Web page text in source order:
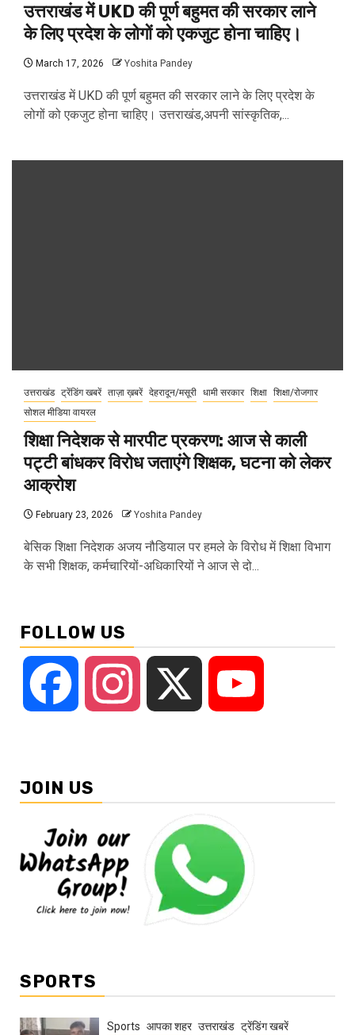
उत्तराखंड में UKD की पूर्ण बहुमत की सरकार लाने
के लिए प्रदेश के लोगों को एकजुट होना चाहिए।
March 17, 2026 Yoshita Pandey
उत्तराखंड में UKD की पूर्ण बहुमत की सरकार लाने के लिए प्रदेश के
लोगों को एकजुट होना चाहिए। उत्तराखंड,अपनी सांस्कृतिक,...
उत्तराखंड ट्रेंडिंग खबरें ताज़ा ख़बरें देहरादून/मसूरी धामी सरकार शिक्षा शिक्षा/रोजगार
सोशल मीडिया वायरल
शिक्षा निदेशक से मारपीट प्रकरण: आज से काली
पट्टी बांधकर विरोध जताएंगे शिक्षक, घटना को लेकर
आक्रोश
February 23, 2026 Yoshita Pandey
बेसिक शिक्षा निदेशक अजय नौडियाल पर हमले के विरोध में शिक्षा विभाग
के सभी शिक्षक, कर्मचारियों-अधिकारियों ने आज से दो...
FOLLOW US
Facebook Instagram
JOIN US
SPORTS
Sports आपका शहर उत्तराखंड ट्रेंडिंग खबरें